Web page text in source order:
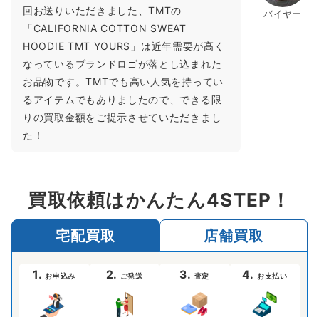
バイヤー
回お送りいただきました、TMTの
「CALIFORNIA COTTON SWEAT
HOODIE TMT YOURS」は近年需要が高く
なっているブランドロゴが落とし込まれた
お品物です。TMTでも高い人気を持ってい
るアイテムでもありましたので、できる限
りの買取金額をご提示させていただきまし
た！
買取依頼はかんたん4STEP！
宅配買取 店舗買取
1.お申込み 2. ご発送 3. 査定 4. お支払い